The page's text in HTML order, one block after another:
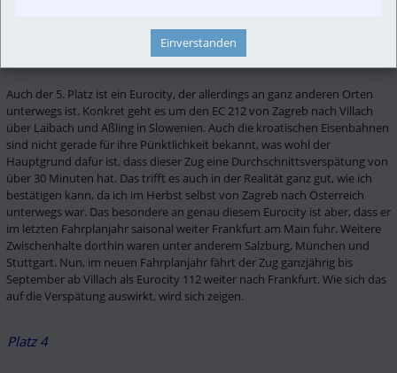
Auch der 5. Platz ist ein Eurocity, der allerdings an ganz anderen Orten
unterwegs ist. Konkret geht es um den EC 212 von Zagreb nach Villach
über Laibach und Aßling in Slowenien. Auch die kroatischen Eisenbahnen
sind nicht gerade für ihre Pünktlichkeit bekannt, was wohl der
Hauptgrund dafür ist, dass dieser Zug eine Durchschnittsverspätung von
über 30 Minuten hat. Das trifft es auch in der Realität ganz gut, wie ich
bestätigen kann, da ich im Herbst selbst von Zagreb nach Österreich
unterwegs war. Das besondere an genau diesem Eurocity ist aber, dass er
im letzten Fahrplanjahr saisonal weiter Frankfurt am Main fuhr. Weitere
Zwischenhalte dorthin waren unter anderem Salzburg, München und
Stuttgart. Nun, im neuen Fahrplanjahr fährt der Zug ganzjährig bis
September ab Villach als Eurocity 112 weiter nach Frankfurt. Wie sich das
auf die Verspätung auswirkt, wird sich zeigen.
Platz 4
Einverstanden